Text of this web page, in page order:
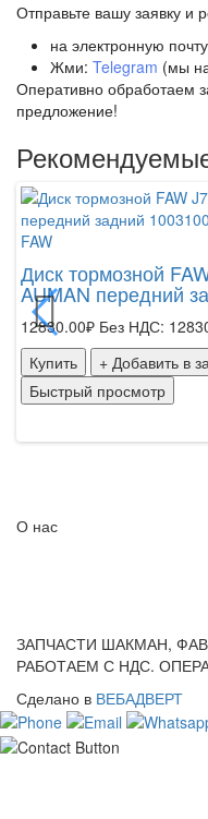
Отправьте вашу заявку и
на электронную
Жми: Telegram (мы
Оперативно обработаем
предложение!
FAW
Диск тормозной
AUMAN передний
12830.00₽ Без НДС:
Купить
+ Добавить в
Быстрый просмотр
О нас
ЗАПЧАСТИ ШАКМАН,
РАБОТАЕМ С НДС.
Сделано в ВЕБАДВЕРТ